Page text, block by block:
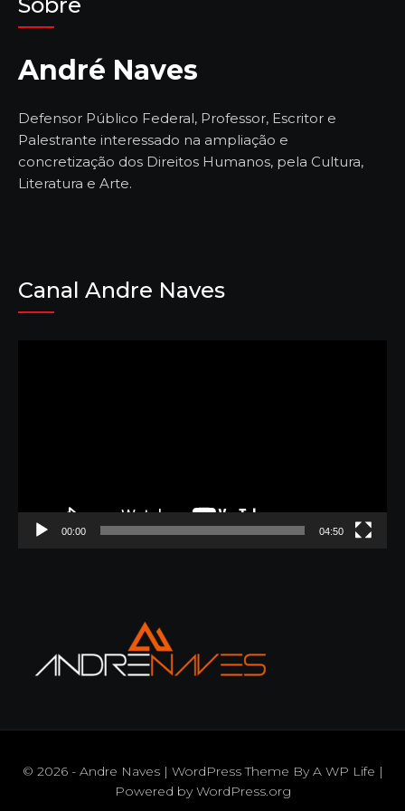
André Naves
Defensor Público Federal, Professor, Escritor e
Palestrante interessado na ampliação e
concretização dos Direitos Humanos, pela Cultura,
Literatura e Arte.
Canal Andre Naves
00:00 04:50
© 2026 - Andre Naves | WordPress Theme ByA WP Life |
Powered byWordPress.org